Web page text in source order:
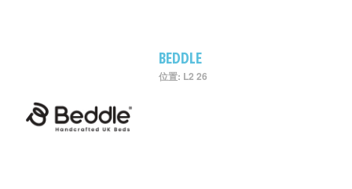
BEDDLE
位置: L2 26